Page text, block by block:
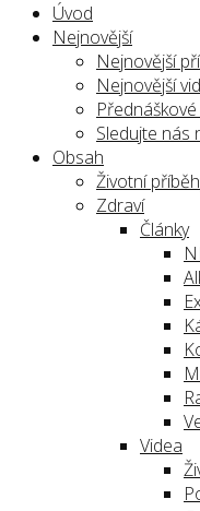
Úvod
Nejnovější
Nejnovější
Nejnovější
Sledujte nás
Obsah
Životní
Zdraví
Články
Videa